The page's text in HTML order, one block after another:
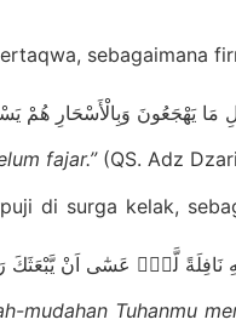
sebagaimana
مَا يَهْجَعُونَ وَبِالْأَسْحَارِ هُمْ
fajar.” (QS. Adz
di surga kelak,
نَافِلَةً لَّكَۖ عَسٰٓى اَنْ يَّبْعَثَكَ
mudahan Tuhanmu